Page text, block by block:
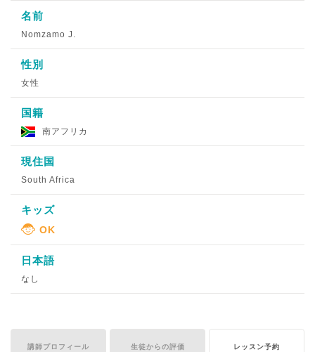
名前
Nomzamo J.
性別
女性
国籍
南アフリカ
現住国
South Africa
キッズ
日本語
なし
講師プロフィール 生徒からの評価 レッスン予約